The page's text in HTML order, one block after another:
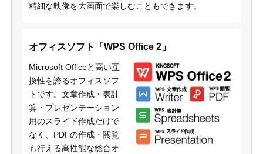
精細な映像を大画面で楽しむこともできます。
オフィスソフト「WPS Office 2」
Microsoft Officeと高い互
換性を誇るオフィスソフ
トです。文章作成・表計
算・プレゼンテーション
用のスライド作成だけで
なく、PDFの作成・閲覧
も行える高性能な総合オ